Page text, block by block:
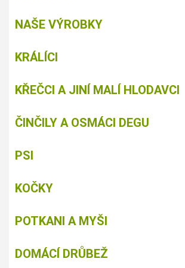
NAŠE VÝROBKY
KRÁLÍCI
KŘEČCI A JINÍ MALÍ HLODAVCI
ČINČILY A OSMÁCI DEGU
PSI
KOČKY
POTKANI A MYŠI
DOMÁCÍ DRŮBEŽ